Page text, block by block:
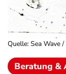
Quelle: Sea Wave
Beratung &